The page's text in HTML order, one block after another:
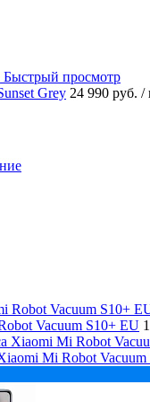
Быстрый просмотр
Grey 24 990 руб. /
Vacuum S10+ EU
Mi Robot